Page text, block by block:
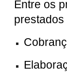
Entre os
prestados